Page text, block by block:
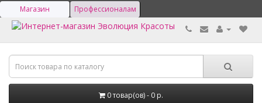
Магазин Профессионалам
0 товар(ов) - 0 р.